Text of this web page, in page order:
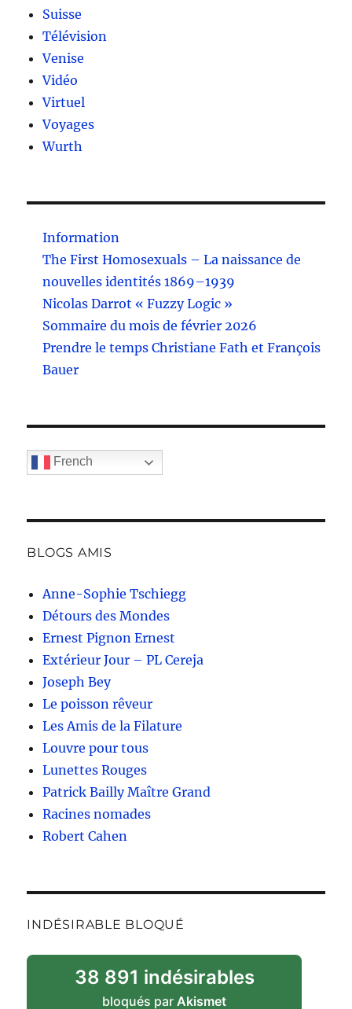
Suisse
Télévision
Venise
Vidéo
Virtuel
Voyages
Wurth
Information
The First Homosexuals – La naissance de
nouvelles identités 1869–1939
Nicolas Darrot « Fuzzy Logic »
Sommaire du mois de février 2026
Prendre le temps Christiane Fath et François
Bauer
French
BLOGS AMIS
Anne-Sophie Tschiegg
Détours des Mondes
Ernest Pignon Ernest
Extérieur Jour – PL Cereja
Joseph Bey
Le poisson rêveur
Les Amis de la Filature
Louvre pour tous
Lunettes Rouges
Patrick Bailly Maître Grand
Racines nomades
Robert Cahen
INDÉSIRABLE BLOQUÉ
38 891 indésirables
bloqués parAkismet